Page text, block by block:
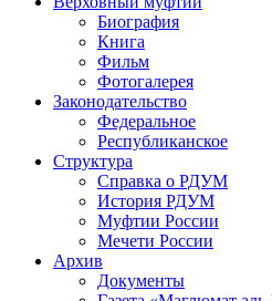
Биография
Книга
Фильм
Фотогалерея
Законодательство
Федеральное
Республиканское
Структура
Справка о РДУМ
История РДУМ
Муфтии России
Мечети России
Архив
Документы